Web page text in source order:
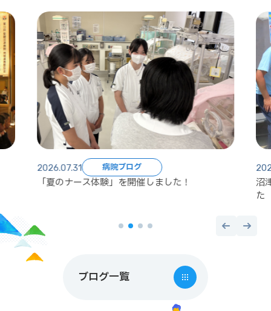
2026.07.31 病院ブログ
「夏のナース体験」を開催しました！
沼
た
ブログ一覧